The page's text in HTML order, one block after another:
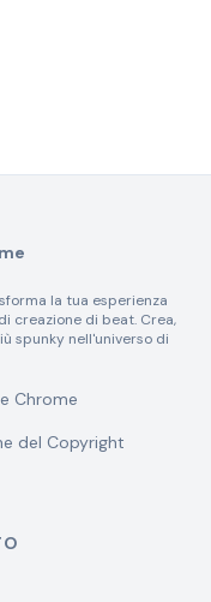
la tua esperienza
creazione di beat. Crea,
spunky nell'universo di
Chrome
del Copyright